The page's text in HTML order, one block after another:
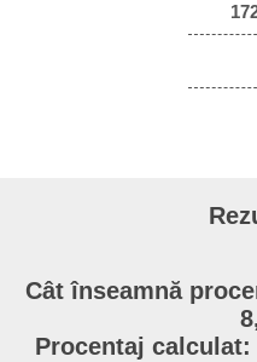
Cât înseamnă
Procentaj calculat: